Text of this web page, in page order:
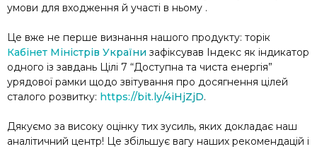
умови для входження й участі в ньому .
Це вже не перше визнання нашого продукту: торік
Кабінет Міністрів України зафіксував Індекс як індикатор
одного із завдань Цілі 7 “Доступна та чиста енергія”
урядової рамки щодо звітування про досягнення цілей
сталого розвитку: https://bit.ly/4iHjZjD.
Дякуємо за високу оцінку тих зусиль, яких докладає наш
аналітичний центр! Це збільшує вагу наших рекомендацій і